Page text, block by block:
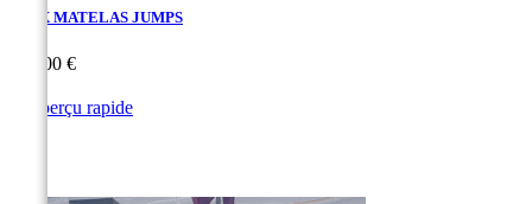
JEUX MATELAS JUMPS
960,00 €
Aperçu rapide